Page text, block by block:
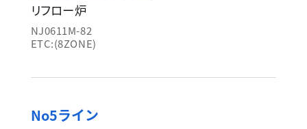
リフロー炉
NJ0611M-82
ETC:(8ZONE)
No5ライン